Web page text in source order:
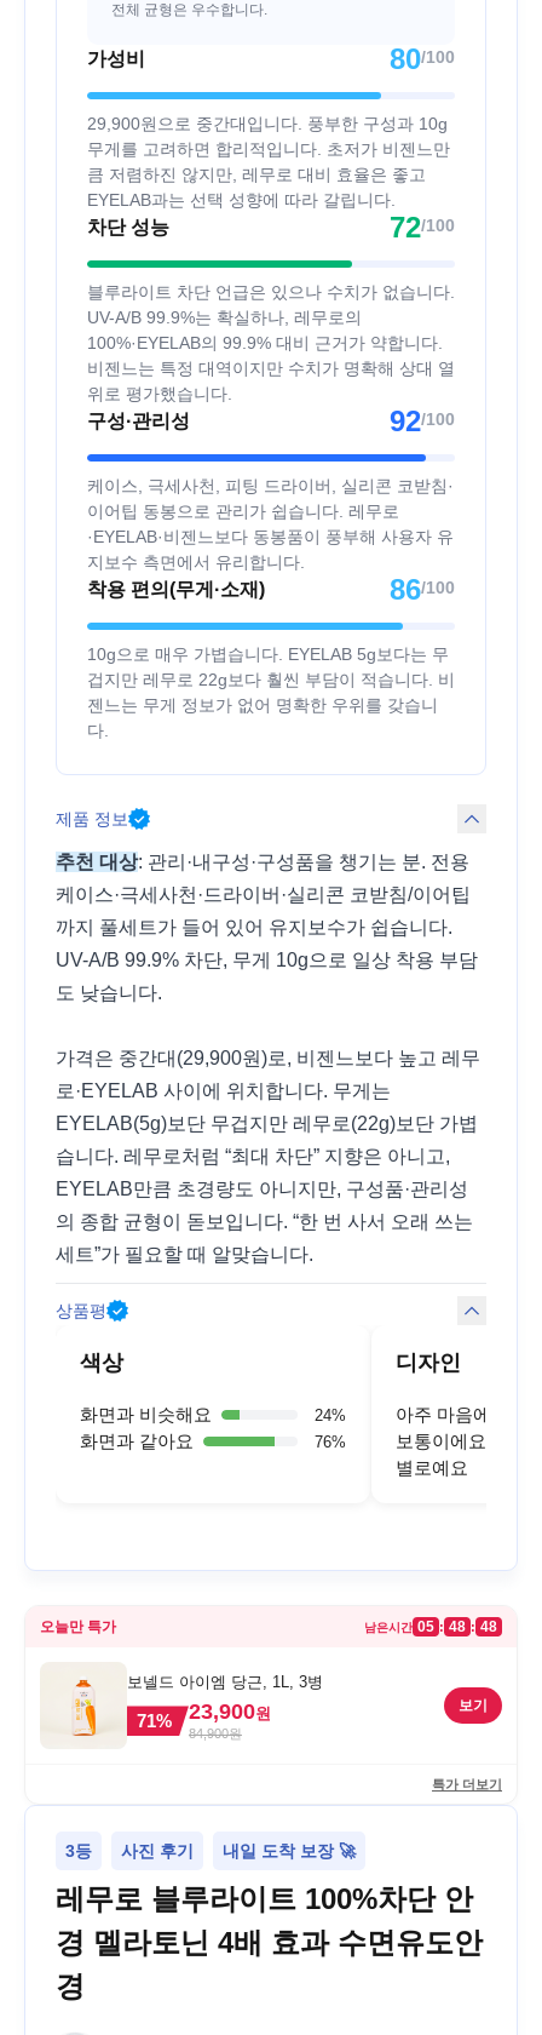
전체 균형은 우수합니다.
가성비 80/100
29,900원으로 중간대입니다. 풍부한 구성과 10g
무게를 고려하면 합리적입니다. 초저가 비젠느만
큼 저렴하진 않지만, 레무로 대비 효율은 좋고
EYELAB과는 선택 성향에 따라 갈립니다.
차단 성능 72/100
블루라이트 차단 언급은 있으나 수치가 없습니다.
UV-A/B 99.9%는 확실하나, 레무로의
100%·EYELAB의 99.9% 대비 근거가 약합니다.
비젠느는 특정 대역이지만 수치가 명확해 상대 열
위로 평가했습니다.
구성·관리성 92/100
케이스, 극세사천, 피팅 드라이버, 실리콘 코받침·
이어팁 동봉으로 관리가 쉽습니다. 레무로
·EYELAB·비젠느보다 동봉품이 풍부해 사용자 유
지보수 측면에서 유리합니다.
착용 편의(무게·소재) 86/100
10g으로 매우 가볍습니다. EYELAB 5g보다는 무
겁지만 레무로 22g보다 훨씬 부담이 적습니다. 비
젠느는 무게 정보가 없어 명확한 우위를 갖습니
다.
제품 정보
추천 대상: 관리·내구성·구성품을 챙기는 분. 전용
케이스·극세사천·드라이버·실리콘 코받침/이어팁
까지 풀세트가 들어 있어 유지보수가 쉽습니다.
UV-A/B 99.9% 차단, 무게 10g으로 일상 착용 부담
도 낮습니다.
가격은 중간대(29,900원)로, 비젠느보다 높고 레무
로·EYELAB 사이에 위치합니다. 무게는
EYELAB(5g)보단 무겁지만 레무로(22g)보단 가볍
습니다. 레무로처럼 “최대 차단” 지향은 아니고,
EYELAB만큼 초경량도 아니지만, 구성품·관리성
의 종합 균형이 돋보입니다. “한 번 사서 오래 쓰는
세트”가 필요할 때 알맞습니다.
상품평
색상
화면과 비슷해요 24%
화면과 같아요 76%
디자인
아주 마음에 들어
보통이에요
별로예요
오늘만 특가 남은시간 05 : 48 : 48
보넬드 아이엠 당근, 1L, 3병
71% 23,900원
84,900원
보기
특가 더보기
3등 사진 후기 내일 도착 보장 🚀
레무로 블루라이트 100%차단 안
경 멜라토닌 4배 효과 수면유도안
경